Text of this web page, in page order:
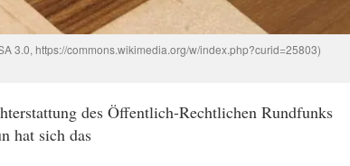
3.0, https://commons.wikimedia.org/w/index.php?curid=25803)
des Öffentlich-Rechtlichen Rundfunks
hat sich das